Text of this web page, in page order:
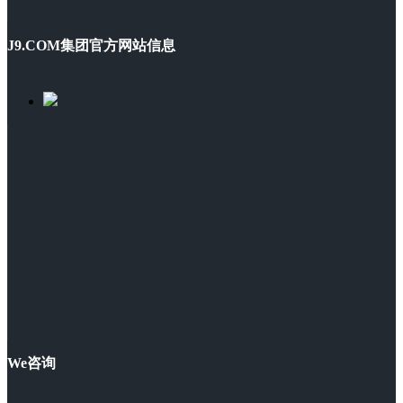
J9.COM集团官方网站信息
We咨询